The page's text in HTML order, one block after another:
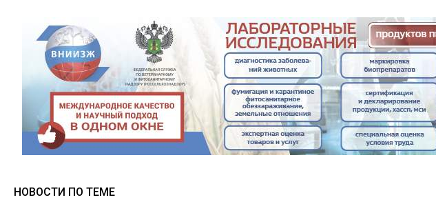
НОВОСТИ ПО ТЕМЕ